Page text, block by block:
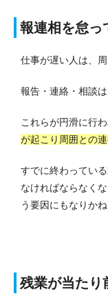
報連相を怠っ
仕事が遅い人は、
報告・連絡・相談
これらが円滑に行
が起こり周囲との
すでに終わってい
なければならなく
う要因にもなりかね
残業が当たり